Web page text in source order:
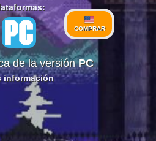
COMPRAR
de la versiónPC
información